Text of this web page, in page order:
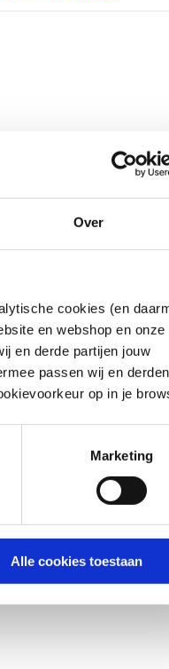
Over
cookies (en
en webshop en onze
en derde partijen jouw
passen wij en derden
op in je
Marketing
Alle cookies toestaan